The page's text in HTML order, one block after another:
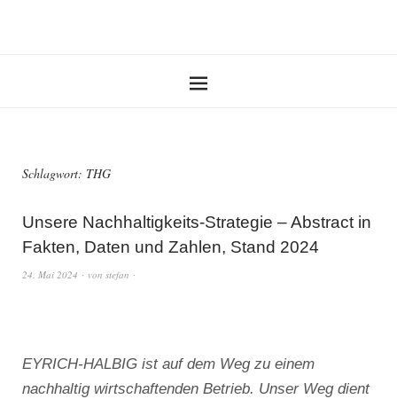
Schlagwort: THG
Unsere Nachhaltigkeits-Strategie – Abstract in
Fakten, Daten und Zahlen, Stand 2024
24. Mai 2024 von stefan
EYRICH-HALBIG ist auf dem Weg zu einem
nachhaltig wirtschaftenden Betrieb. Unser Weg dient